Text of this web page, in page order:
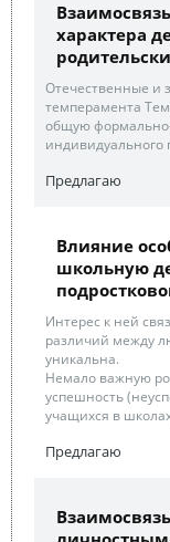
характера
Отечественные и
темперамента
общую
индивидуального
Предлагаю
Влияние
школьную
Интерес к ней
различий между
уникальна.
Немало важную
успешность
учащихся в
Предлагаю